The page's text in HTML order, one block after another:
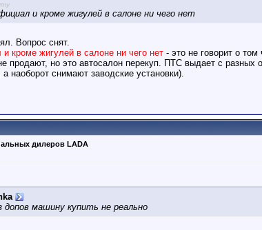
и кроме жигулей в салоне ни чего нет
Вопрос снят.
кроме жигулей в салоне ни чего нет - это не говорит о
продают, но это автосалон перекуп. ПТС выдает с
наоборот снимают заводские установки).
дилеров LADA
машину купить не реально